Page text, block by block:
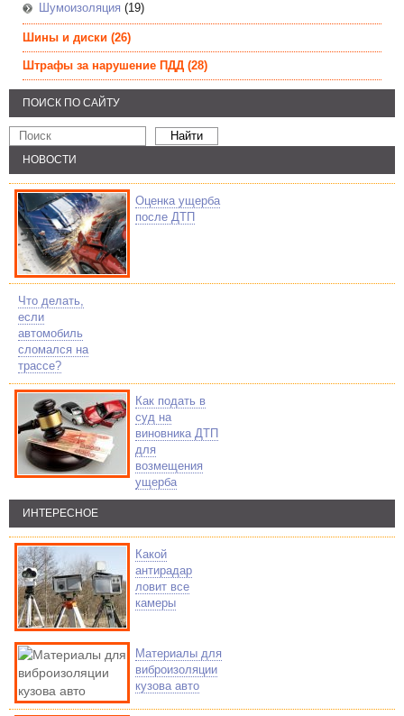
Шумоизоляция (19)
Шины и диски (26)
Штрафы за нарушение ПДД (28)
ПОИСК ПО САЙТУ
НОВОСТИ
Оценка ущерба
после ДТП
Что делать,
если
автомобиль
сломался на
трассе?
Как подать в
суд на
виновника ДТП
для
возмещения
ущерба
ИНТЕРЕСНОЕ
Какой
антирадар
ловит все
камеры
Материалы для
виброизоляции
кузова авто